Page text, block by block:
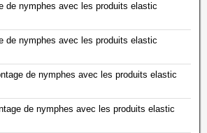
de nymphes avec les produits elastic
de nymphes avec les produits elastic
de nymphes avec les produits elastic
de nymphes avec les produits elastic